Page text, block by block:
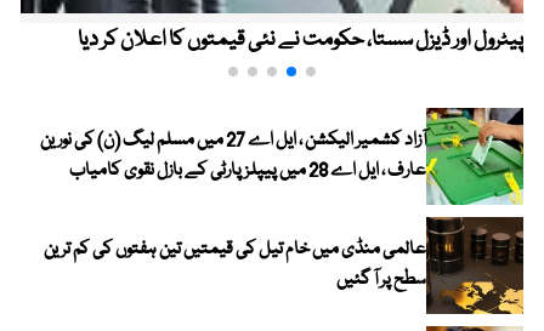
پیٹرول اور ڈیزل سستا، حکومت نے نئی قیمتوں کا اعلان کر دیا
آزاد کشمیر الیکشن ، ایل اے 27 میں مسلم لیگ (ن) کی نورین
عارف ، ایل اے 28 میں پیپلز پارٹی کے بازل نقوی کامیاب
عالمی منڈی میں خام تیل کی قیمتیں تین ہفتوں کی کم ترین
سطح پر آ گئیں